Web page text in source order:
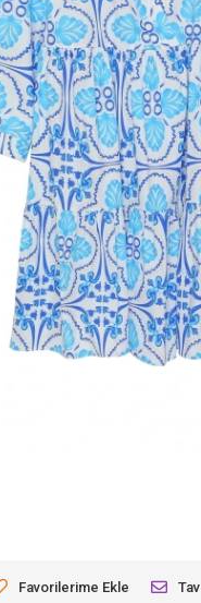
Favorilerime Ekle